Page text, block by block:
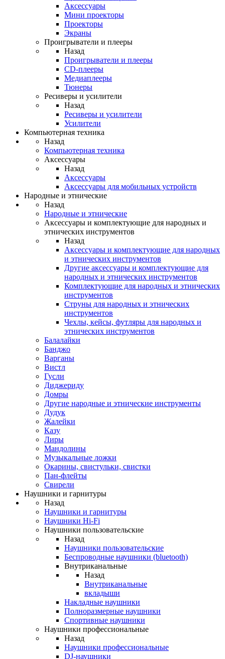
Аксессуары
Мини проекторы
Проекторы
Экраны
Проигрыватели и плееры
Назад
Проигрыватели и плееры
CD-плееры
Медиаплееры
Тюнеры
Ресиверы и усилители
Назад
Ресиверы и усилители
Усилители
Компьютерная техника
Назад
Компьютерная техника
Аксессуары
Назад
Аксессуары
Аксессуары для мобильных устройств
Народные и этнические
Назад
Народные и этнические
Аксессуары и комплектующие для народных и
этнических инструментов
Назад
Аксессуары и комплектующие для народных
и этнических инструментов
Другие аксессуары и комплектующие для
народных и этнических инструментов
Комплектующие для народных и этнических
инструментов
Струны для народных и этнических
инструментов
Чехлы, кейсы, футляры для народных и
этнических инструментов
Балалайки
Банджо
Варганы
Вистл
Гусли
Диджериду
Домры
Другие народные и этнические инструменты
Дудук
Жалейки
Казу
Лиры
Мандолины
Музыкальные ложки
Окарины, свистульки, свистки
Пан-флейты
Свирели
Наушники и гарнитуры
Назад
Наушники и гарнитуры
Наушники Hi-Fi
Наушники пользовательские
Назад
Наушники пользовательские
Беспроводные наушники (bluetooth)
Внутриканальные
Назад
Внутриканальные
вкладыши
Накладные наушники
Полноразмерные наушники
Спортивные наушники
Наушники профессиональные
Назад
Наушники профессиональные
DJ-наушники